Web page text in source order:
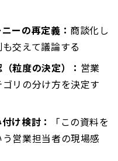
ーの再定義： 商談化し
交えて議論する
粒度の決定）： 営業
リの分け方を決定す
け検討：
「この資料を
営業担当者の現場感